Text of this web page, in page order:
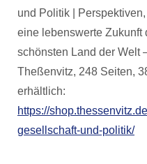
und Politik |
eine lebenswerte Zukunft
schönsten Land der Welt
Theßenvitz, 248 Seiten,
erhältlich:
https://
gesellschaft-und-politik/